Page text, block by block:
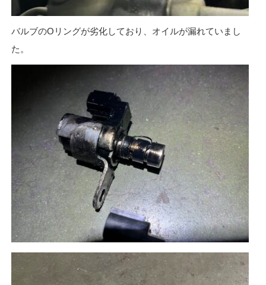
バルブのOリングが劣化しており、オイルが漏れていまし
た。